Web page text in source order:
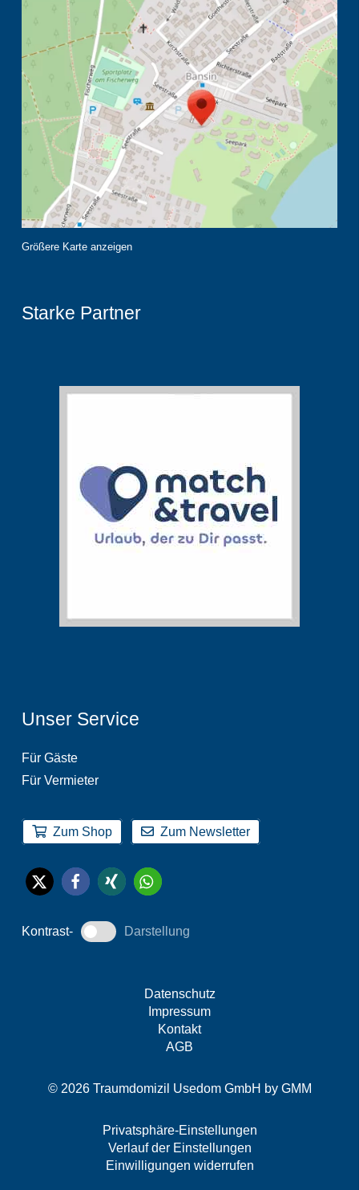
Größere Karte anzeigen
Starke Partner
Unser Service
Für Gäste
Für Vermieter
Zum Shop Zum Newsletter
Kontrast- Darstellung
© 2026 Traumdomizil Usedom GmbH by GMM
Privatsphäre-Einstellungen
Verlauf der Einstellungen
Einwilligungen widerrufen
Datenschutz
Impressum
Kontakt
AGB